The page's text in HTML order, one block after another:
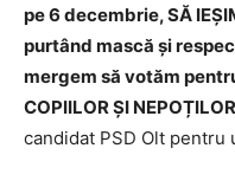
pe 6 decembrie, SĂ
purtând mască și
mergem să votăm
COPIILOR ȘI
candidat PSD Olt pentru